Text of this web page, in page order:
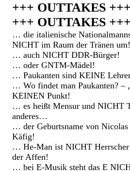
+++ OUTTAKES
+++ OUTTAKES +++
… die italienische
NICHT im Raum der Tränen um!
… auch NICHT DDR-Bürger!
… oder GNTM-Mädel!
… Paukanten sind KEINE
… Wo findet man Paukanten? –
KEINEN Punkt!
… es heißt Mensur und NICHT
anderes…
… der Geburtsname von
Käfig!
… He-Man ist NICHT Herrscher
der Affen!
… bei E-Musik steht das E